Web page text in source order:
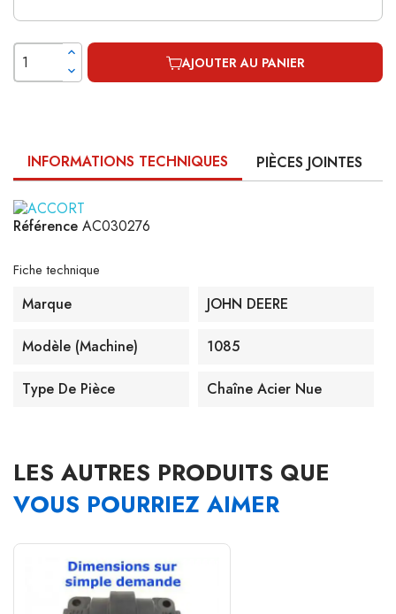
AJOUTER AU PANIER
INFORMATIONS TECHNIQUES PIÈCES JOINTES
Référence AC030276
Fiche technique
Marque JOHN DEERE
Modèle (machine) 1085
Type De Pièce Chaîne Acier Nue
LES AUTRES PRODUITS QUE
VOUS POURRIEZ AIMER